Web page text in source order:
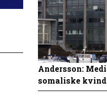
Andersson:
somaliske